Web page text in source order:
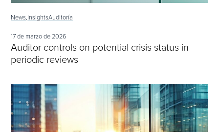
News,InsightsAuditoría
17 de marzo de 2026
Auditor controls on potential crisis status in
periodic reviews